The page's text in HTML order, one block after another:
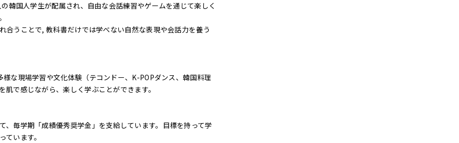
韓国人学生が配属され、自由な会話練習やゲームを通じて楽しく
合うことで, 教科書だけでは学べない自然な表現や会話力を養う
な現場学習や文化体験（テコンドー、K-POPダンス、韓国料理
で感じながら、楽しく学ぶことができます。
、毎学期「成績優秀奨学金」を支給しています。目標を持って学
います。